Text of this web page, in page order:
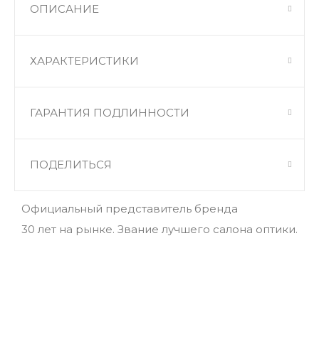
ОПИСАНИЕ
ХАРАКТЕРИСТИКИ
ГАРАНТИЯ ПОДЛИННОСТИ
ПОДЕЛИТЬСЯ
Официальный представитель бренда
30 лет на рынке. Звание лучшего салона оптики.